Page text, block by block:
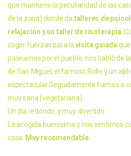
que mantiene la peculiaridad de las
de la zona) donde da talleres de
relajación y un taller de risoterapia .
coger fuerzas para la visita guiada
paseamos por el pueblo, nos habló de
de San Miguel, el famoso Rollo y un
espectacular.Seguidamente fuimos a
muy sana (vegetariana).
Un día redondo, y muy divertido.
La acogida buenísima y nos sentimos
casa. Muy recomendable.